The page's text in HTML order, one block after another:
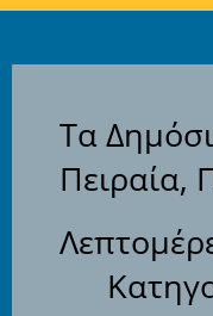
Τα
Πειραία,